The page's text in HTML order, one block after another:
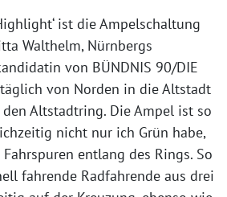
ist die Ampelschaltung
Walthelm, Nürnbergs
von BÜNDNIS 90/DIE
täglich von Norden in die Altstadt
Altstadtring. Die Ampel ist so
nicht nur ich Grün habe,
entlang des Rings. So
fahrende Radfahrende aus drei